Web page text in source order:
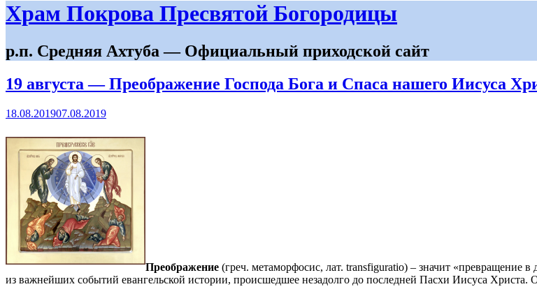
Храм Покрова Пресвятой Богородицы
р.п. Средняя Ахтуба — Официальный приходской сайт
19 августа — Преображение Господа Бога и Спаса нашего Иисуса
18.08.201907.08.2019
Преображение (греч. метаморфосис, лат. transfiguratio) – значит «превращение
из важнейших событий евангельской истории, происшедшее незадолго до последней Пасхи Иисуса Христа.